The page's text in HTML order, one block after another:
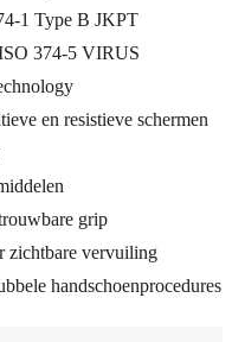
1 Type B JKPT
374-5 VIRUS
en resistieve schermen
grip
zichtbare vervuiling
handschoenprocedures